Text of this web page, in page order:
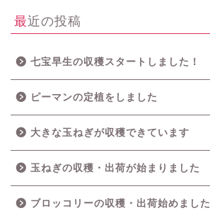
最近の投稿
七宝早生の収穫スタートしました！
ピーマンの定植をしました
大きな玉ねぎが収穫できています
玉ねぎの収穫・出荷が始まりました
ブロッコリーの収穫・出荷始めました